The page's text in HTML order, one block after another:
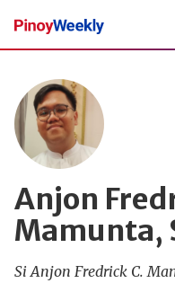
Pinoy
Weekly
Anjon
Mamunta,
Si Anjon Fredrick C.